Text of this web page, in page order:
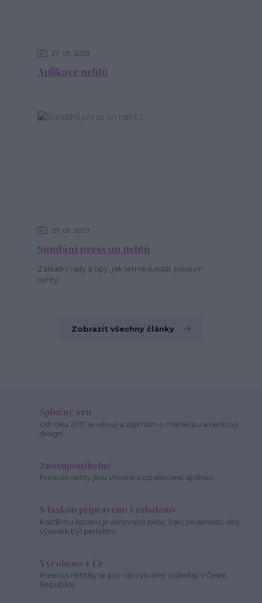
27 05 2023
Aplikace nehtů
27 05 2023
Sundání press on nehtů
Základní rady a tipy, jak šetrně sundat press on
nehty.
Zobrazit všechny články
Splněný sen
Od roku 2017 se věnuji a zajímám o manikúru a nehtový
design.
Znovupoužitelné
Press on nehty jsou vhodné k opakované aplikaci.
S láskou připraveno i zabaleno
Každému kousku je věnovaná péče, čas i zkušenosti, aby
výsledek byl perfektní.
Vyrobeno v Čr
Press on nehtíky se pro vás vytvářejí i odesílají v České
Republice.